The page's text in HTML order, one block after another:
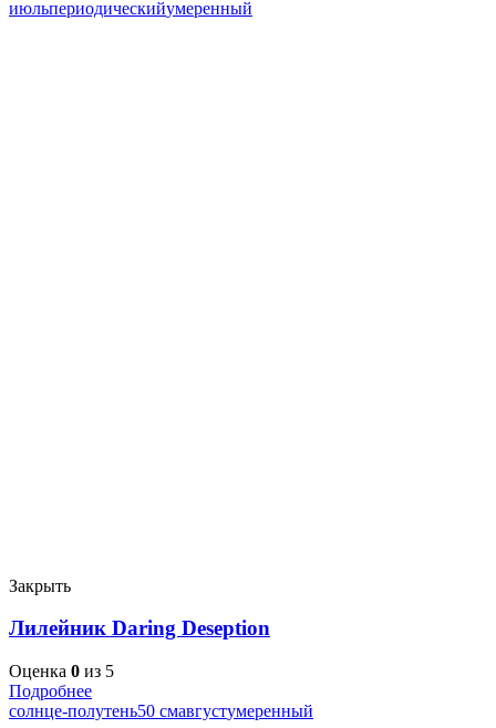
июльпериодическийумеренный
Закрыть
Лилейник Daring Deseption
Оценка 0 из 5
Подробнее
солнце-полутень50 смавгустумеренный